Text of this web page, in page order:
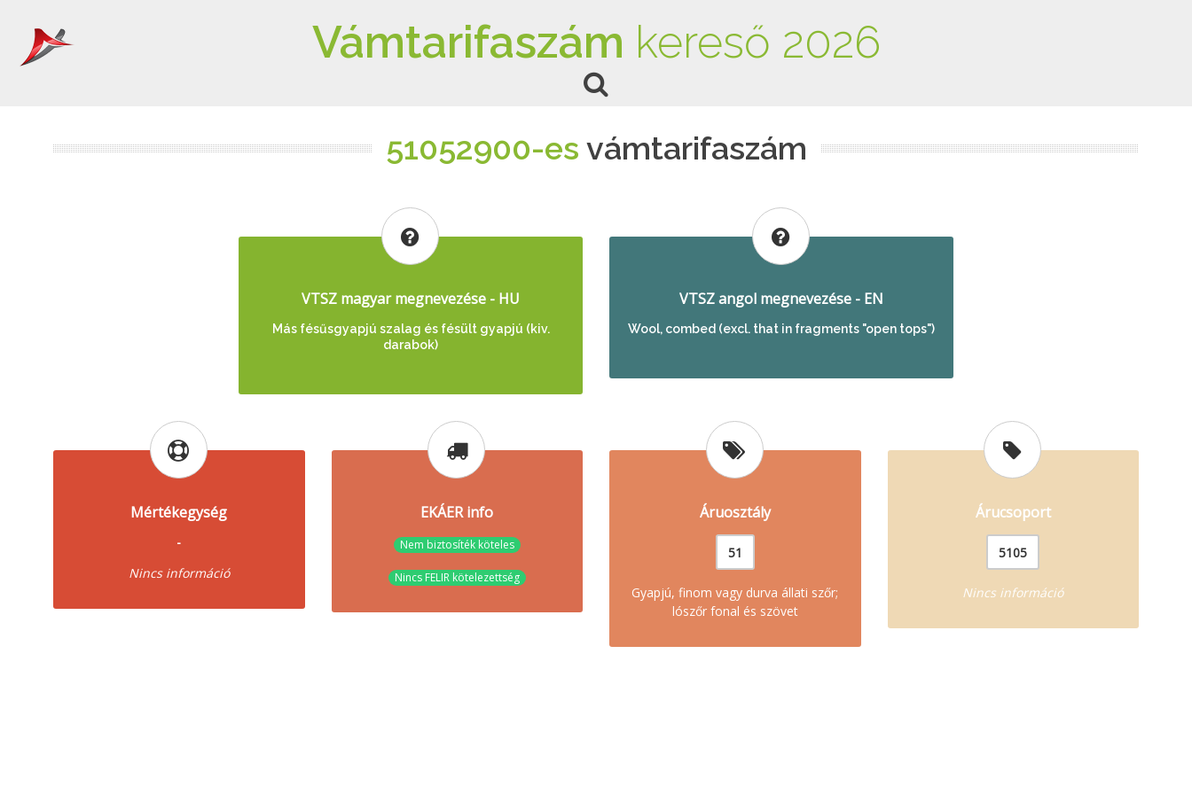
Vámtarifaszám kereső 2026
51052900-es vámtarifaszám
VTSZ magyar megnevezése - HU
Más fésűsgyapjú szalag és fésült gyapjú (kiv.
darabok)
VTSZ angol megnevezése - EN
Wool, combed (excl. that in fragments "open tops")
Mértékegység
-
Nincs információ
EKÁER info
Nem biztosíték köteles
Nincs FELIR kötelezettség
Áruosztály
51
Gyapjú, finom vagy durva állati szőr;
lószőr fonal és szövet
Árucsoport
5105
Nincs információ